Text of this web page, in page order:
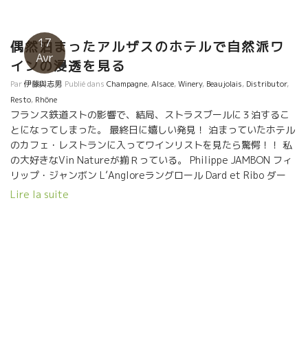
17
Avr
偶然泊まったアルザスのホテルで自然派ワ
インの浸透を見る
Par伊藤與志男 Publié dans Champagne,Alsace,Winery, Beaujolais, Distributor,
Resto, Rhône
フランス鉄道ストの影響で、結局、ストラスブールに３泊するこ
とになってしまった。 最終日に嬉しい発見！ 泊まっていたホテル
のカフェ・レストランに入ってワインリストを見たら驚愕！！ 私
の大好きなVin Natureが揃Ｒっている。 Philippe JAMBON フィ
リップ・ジャンボン L’Angloreラングロール Dard et Ribo ダー
ル・エ・リボ シャンパーニュのJacque LASSAIGNEジャック・ラ
Lire la suite